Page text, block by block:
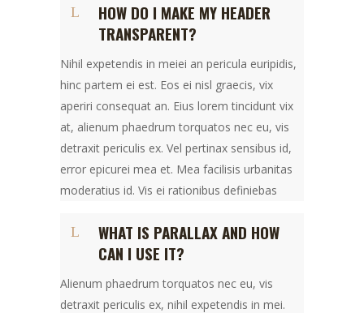
HOW DO I MAKE MY HEADER
TRANSPARENT?
Nihil expetendis in meiei an pericula euripidis,
hinc partem ei est. Eos ei nisl graecis, vix
aperiri consequat an. Eius lorem tincidunt vix
at, alienum phaedrum torquatos nec eu, vis
detraxit periculis ex. Vel pertinax sensibus id,
error epicurei mea et. Mea facilisis urbanitas
moderatius id. Vis ei rationibus definiebas
WHAT IS PARALLAX AND HOW
CAN I USE IT?
Alienum phaedrum torquatos nec eu, vis
detraxit periculis ex, nihil expetendis in mei.